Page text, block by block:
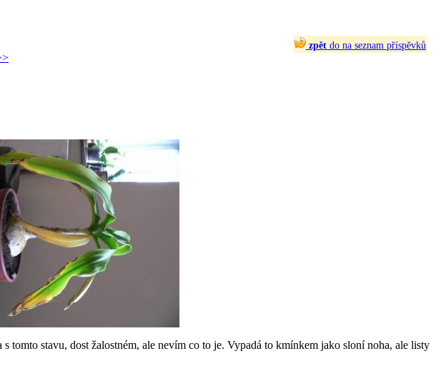
zpět do na seznam příspěvků
tomto stavu, dost žalostném, ale nevím co to je. Vypadá to kmínkem jako sloní noha, ale listy